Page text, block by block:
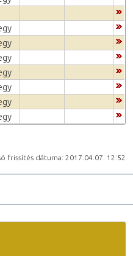
frissítés dátuma: 2017.04.07. 12:52